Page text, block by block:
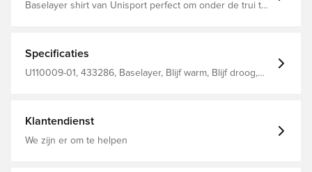
Baselayer shirt van Unisport perfect om onder de trui te
naadloos ontwerp voor maximaal comfort Gemaakt van
92% polyester en 8% elastaan.
Specificaties
U110009-01, 433286, Baselayer, Blijf warm, Blijf droog,
Klantendienst
We zijn er om te helpen